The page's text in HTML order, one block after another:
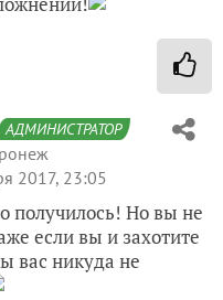
АДМИНИСТРАТОР
2017, 23:05
получилось! Но вы не
если вы и захотите
вас никуда не